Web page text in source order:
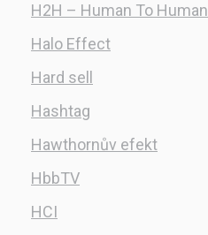
H2H – Human To Human
Halo Effect
Hard sell
Hashtag
Hawthornův efekt
HbbTV
HCI